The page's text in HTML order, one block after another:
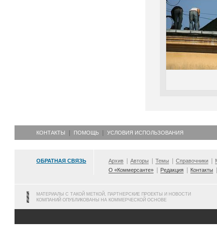
КОНТАКТЫ ПОМОЩЬ УСЛОВИЯ ИСПОЛЬЗОВАНИЯ
ОБРАТНАЯ СВЯЗЬ Архив Авторы Темы Справочники
О «Коммерсанте»
Редакция Контакты
МАТЕРИАЛЫ С ТАКОЙ МЕТКОЙ, ПАРТНЕРСКИЕ ПРОЕКТЫ И НОВОСТИ
КОМПАНИЙ ОПУБЛИКОВАНЫ НА КОММЕРЧЕСКОЙ ОСНОВЕ